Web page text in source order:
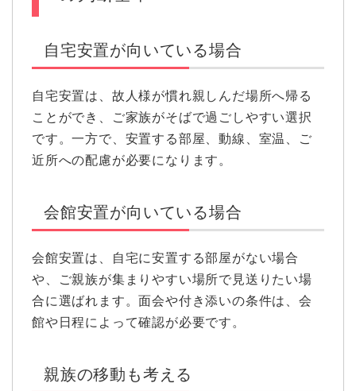
自宅安置が向いている場合
自宅安置は、故人様が慣れ親しんだ場所へ帰る
ことができ、ご家族がそばで過ごしやすい選択
です。一方で、安置する部屋、動線、室温、ご
近所への配慮が必要になります。
会館安置が向いている場合
会館安置は、自宅に安置する部屋がない場合
や、ご親族が集まりやすい場所で見送りたい場
合に選ばれます。面会や付き添いの条件は、会
館や日程によって確認が必要です。
親族の移動も考える